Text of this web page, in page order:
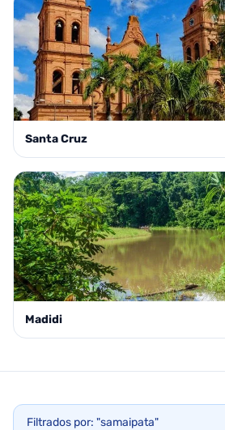
Santa Cruz
Madidi
Filtrados por: "samaipata"